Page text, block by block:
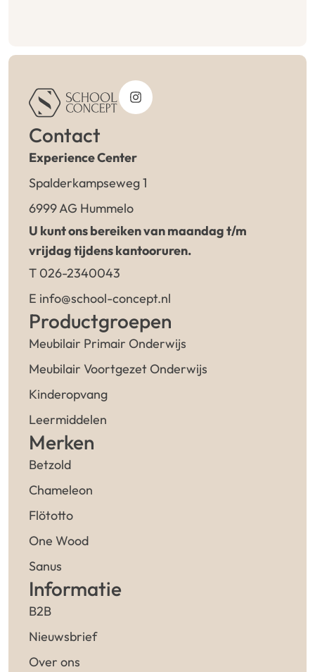
Contact
Experience Center
Spalderkampseweg 1
6999 AG Hummelo
U kunt ons bereiken van maandag t/m
vrijdag tijdens kantooruren.
T 026-2340043
E info@school-concept.nl
Productgroepen
Meubilair Primair Onderwijs
Meubilair Voortgezet Onderwijs
Kinderopvang
Leermiddelen
Merken
Betzold
Chameleon
Flötotto
One Wood
Sanus
Informatie
B2B
Nieuwsbrief
Over ons